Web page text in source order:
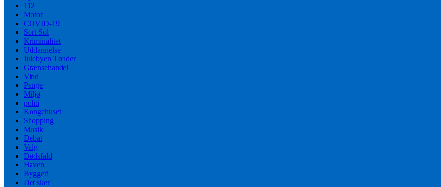
112
Motor
COVID-19
Sort Sol
Kriminalitet
Uddannelse
Julebyen Tønder
Grænsehandel
Vind
Penge
Miljø
politi
Kongehuset
Shopping
Musik
Debat
Valg
Dødsfald
Haven
Byggeri
Det sker